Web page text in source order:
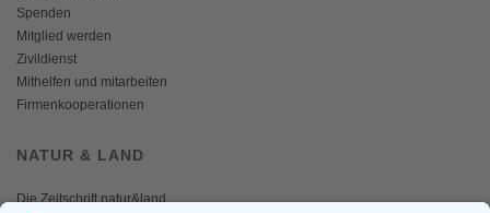
Spenden
Mitglied werden
Zivildienst
Mithelfen und mitarbeiten
Firmenkooperationen
NATUR & LAND
Die Zeitschrift natur&land